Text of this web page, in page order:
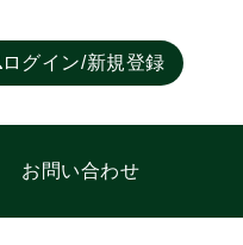
ログイン/新規登録
お問い合わせ